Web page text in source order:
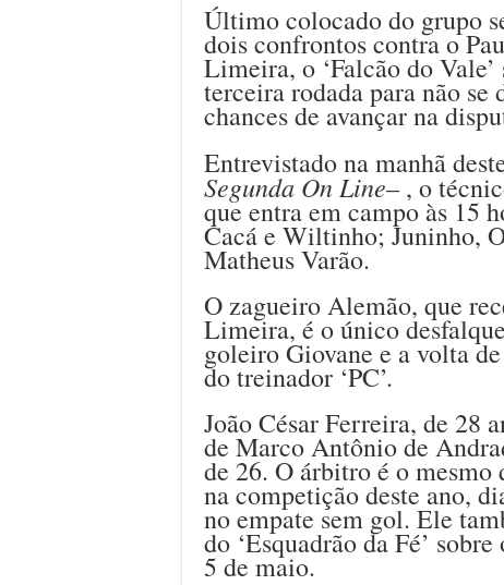
Último colocado do grupo
dois confrontos contra o
Limeira, o ‘Falcão do
terceira rodada para não
chances de avançar na
Entrevistado na manhã
Segunda On Line– , o
que entra em campo às 15
Cacá e Wiltinho; Juninho,
Matheus Varão.
O zagueiro Alemão, que
Limeira, é o único
goleiro Giovane e a volta
do treinador ‘PC’.
João César Ferreira, de 28
de Marco Antônio de
de 26. O árbitro é o
na competição deste ano,
no empate sem gol. Ele
do ‘Esquadrão da Fé’
5 de maio.